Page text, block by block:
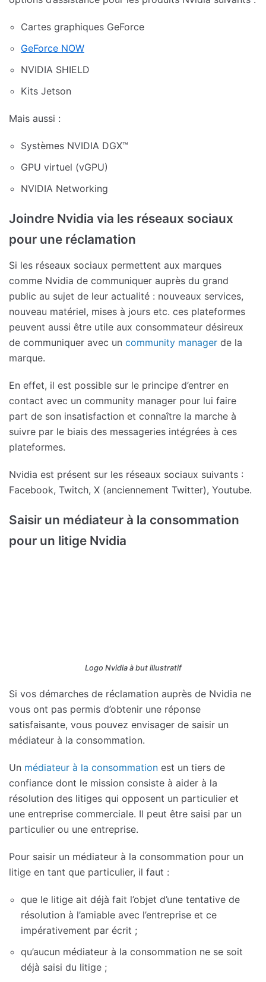
Cartes graphiques GeForce
GeForce NOW
NVIDIA SHIELD
Kits Jetson
Mais aussi :
Systèmes NVIDIA DGX™
GPU virtuel (vGPU)
NVIDIA Networking
Joindre Nvidia via les réseaux sociaux
pour une réclamation
Si les réseaux sociaux permettent aux marques
comme Nvidia de communiquer auprès du grand
public au sujet de leur actualité : nouveaux services,
nouveau matériel, mises à jours etc. ces plateformes
peuvent aussi être utile aux consommateur désireux
de communiquer avec un community manager de la
marque.
En effet, il est possible sur le principe d’entrer en
contact avec un community manager pour lui faire
part de son insatisfaction et connaître la marche à
suivre par le biais des messageries intégrées à ces
plateformes.
Nvidia est présent sur les réseaux sociaux suivants :
Facebook, Twitch, X (anciennement Twitter), Youtube.
Saisir un médiateur à la consommation
pour un litige Nvidia
Logo Nvidia à but illustratif
Si vos démarches de réclamation auprès de Nvidia ne
vous ont pas permis d’obtenir une réponse
satisfaisante, vous pouvez envisager de saisir un
médiateur à la consommation.
Un médiateur à la consommation est un tiers de
confiance dont le mission consiste à aider à la
résolution des litiges qui opposent un particulier et
une entreprise commerciale. Il peut être saisi par un
particulier ou une entreprise.
Pour saisir un médiateur à la consommation pour un
litige en tant que particulier, il faut :
que le litige ait déjà fait l’objet d’une tentative de
résolution à l’amiable avec l’entreprise et ce
impérativement par écrit ;
qu’aucun médiateur à la consommation ne se soit
déjà saisi du litige ;